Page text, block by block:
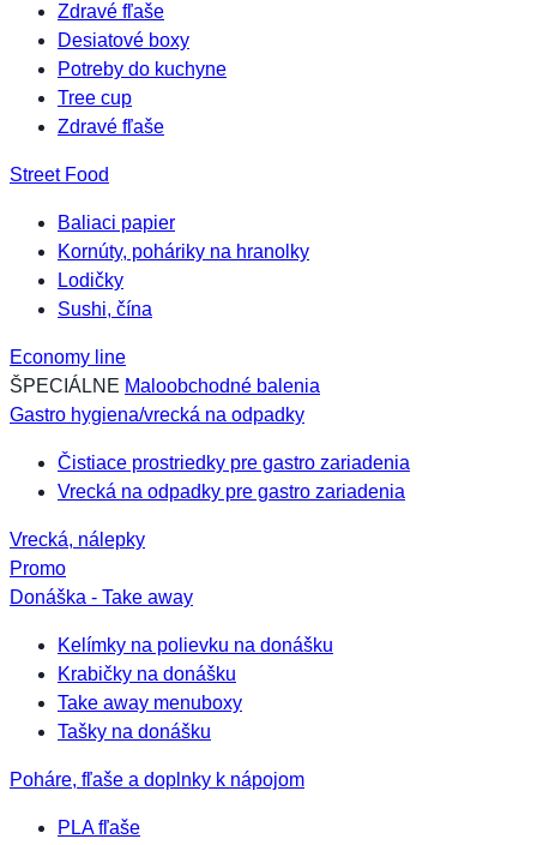
Zdravé fľaše
Desiatové boxy
Potreby do kuchyne
Tree cup
Zdravé fľaše
Street Food
Baliaci papier
Kornúty, poháriky na hranolky
Lodičky
Sushi, čína
Economy line
ŠPECIÁLNE Maloobchodné balenia
Gastro hygiena/vrecká na odpadky
Čistiace prostriedky pre gastro zariadenia
Vrecká na odpadky pre gastro zariadenia
Vrecká, nálepky
Promo
Donáška - Take away
Kelímky na polievku na donášku
Krabičky na donášku
Take away menuboxy
Tašky na donášku
Poháre, fľaše a doplnky k nápojom
PLA fľaše